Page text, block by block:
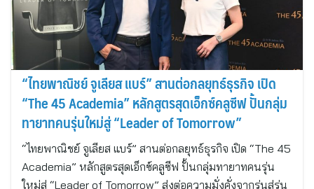
“ไทยพาณิชย์ จูเลียส แบร์” สานต่อกลยุทธ์ธุรกิจ เปิด
“The 45 Academia” หลักสูตรสุดเอ็กซ์คลูซีฟ ปั้นกลุ่ม
ทายาทคนรุ่นใหม่สู่ “Leader of Tomorrow”
“ไทยพาณิชย์ จูเลียส แบร์” สานต่อกลยุทธ์ธุรกิจ เปิด “The 45
Academia” หลักสูตรสุดเอ็กซ์คลูซีฟ ปั้นกลุ่มทายาทคนรุ่น
ใหม่สู่ “Leader of Tomorrow” ส่งต่อความมั่งคั่งจากรุ่นสู่รุ่น